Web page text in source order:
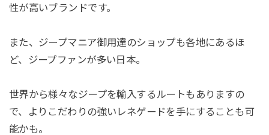
性が高いブランドです。
また、ジープマニア御用達のショップも各地にあるほ
ど、ジープファンが多い日本。
世界から様々なジープを輸入するルートもありますの
で、よりこだわりの強いレネゲードを手にすることも可
能かも。